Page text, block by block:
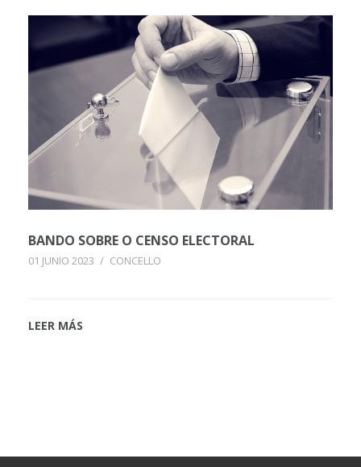
BANDO SOBRE O CENSO ELECTORAL
01 JUNIO 2023 / CONCELLO
LEER MÁS